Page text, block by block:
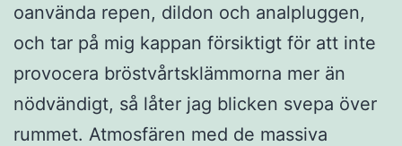
oanvända repen, dildon och analpluggen,
och tar på mig kappan försiktigt för att inte
provocera bröstvårtsklämmorna mer än
nödvändigt, så låter jag blicken svepa över
rummet. Atmosfären med de massiva